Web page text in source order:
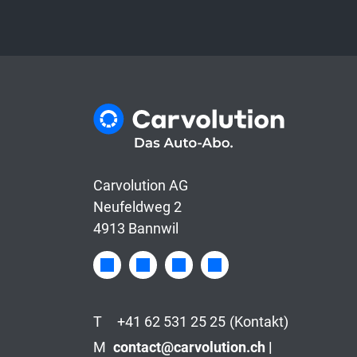
Carvolution AG
Neufeldweg 2
4913 Bannwil
T +41 62 531 25 25 (Kontakt)
M contact@carvolution.ch |